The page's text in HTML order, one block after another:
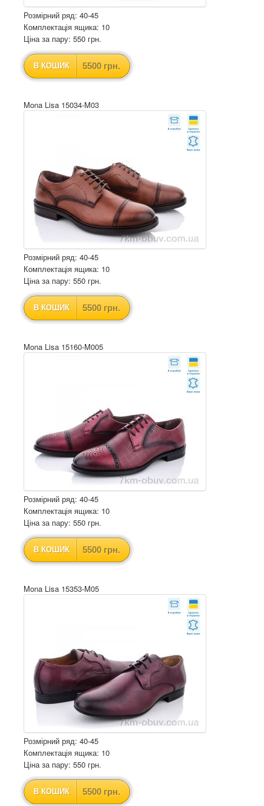
Розмірний ряд: 40-45
Комплектація ящика: 10
Ціна за пару: 550 грн.
В КОШИК 5500 грн.
Mona Lisa 15034-M03
Розмірний ряд: 40-45
Комплектація ящика: 10
Ціна за пару: 550 грн.
В КОШИК 5500 грн.
Mona Lisa 15160-M005
Розмірний ряд: 40-45
Комплектація ящика: 10
Ціна за пару: 550 грн.
В КОШИК 5500 грн.
Mona Lisa 15353-M05
Розмірний ряд: 40-45
Комплектація ящика: 10
Ціна за пару: 550 грн.
В КОШИК 5500 грн.